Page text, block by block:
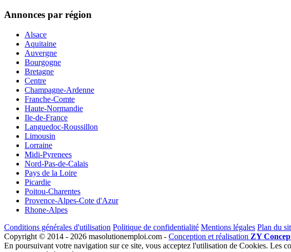
Annonces par région
Alsace
Aquitaine
Auvergne
Bourgogne
Bretagne
Centre
Champagne-Ardenne
Franche-Comte
Haute-Normandie
Ile-de-France
Languedoc-Roussillon
Limousin
Lorraine
Midi-Pyrenees
Nord-Pas-de-Calais
Pays de la Loire
Picardie
Poitou-Charentes
Provence-Alpes-Cote d'Azur
Rhone-Alpes
Conditions générales d'utilisation Politique de confidentialité Mentions légales Plan du
Copyright © 2014 - 2026 masolutionemploi.com - Conception et réalisation ZY
En poursuivant votre navigation sur ce site, vous acceptez l'utilisation de Cookies. Les